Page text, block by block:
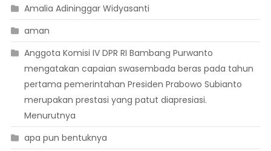
Amalia Adininggar Widyasanti
aman
Anggota Komisi IV DPR RI Bambang Purwanto
mengatakan capaian swasembada beras pada tahun
pertama pemerintahan Presiden Prabowo Subianto
merupakan prestasi yang patut diapresiasi.
Menurutnya
apa pun bentuknya